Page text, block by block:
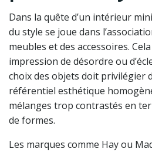
Dans la quête d’un intérieur
du style se joue dans
meubles et des accessoires.
impression de désordre ou
choix des objets doit privilégier
référentiel esthétique
mélanges trop contrastés en
de formes.
Les marques comme Hay ou